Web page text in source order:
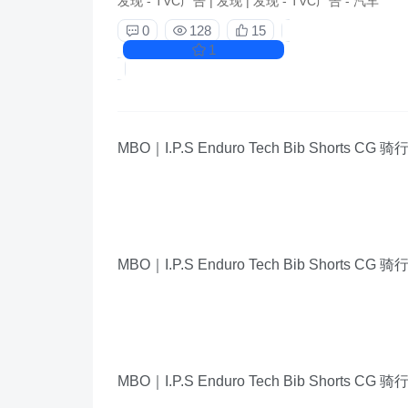
0 128
15
1
MBO｜I.P.S Enduro Tech Bib Shorts CG 骑
MBO｜I.P.S Enduro Tech Bib Shorts CG 骑
MBO｜I.P.S Enduro Tech Bib Shorts CG 骑